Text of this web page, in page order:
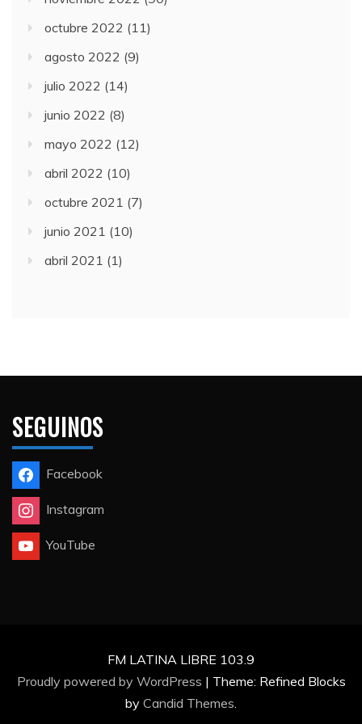
octubre 2022 (11)
agosto 2022 (9)
julio 2022 (14)
junio 2022 (8)
mayo 2022 (12)
abril 2022 (10)
octubre 2021 (7)
junio 2021 (10)
abril 2021 (1)
SEGUINOS
Facebook
Instagram
YouTube
FM LATINA LIBRE 103.9
Proudly powered by WordPress | Theme: Refined Blocks
by Candid Themes.